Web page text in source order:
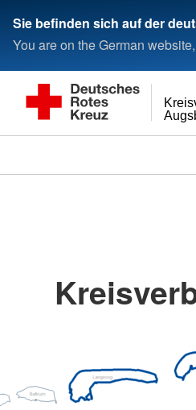
Sie befinden sich auf der
You are on the German